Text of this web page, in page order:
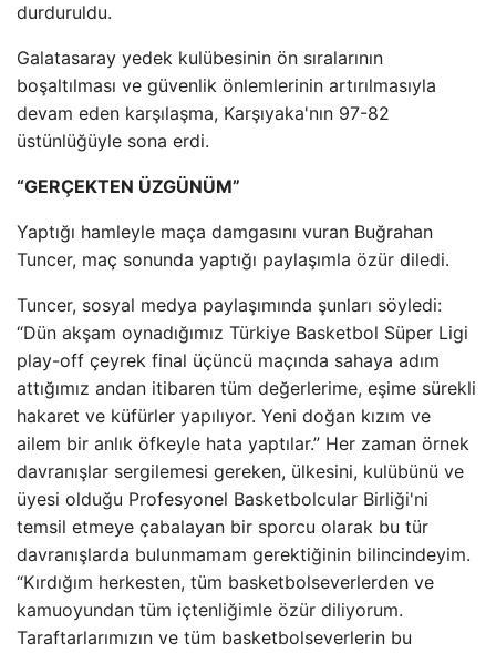
durduruldu.
Galatasaray yedek kulübesinin ön sıralarının
boşaltılması ve güvenlik önlemlerinin artırılmasıyla
devam eden karşılaşma, Karşıyaka'nın 97-82
üstünlüğüyle sona erdi.
“GERÇEKTEN ÜZGÜNÜM”
Yaptığı hamleyle maça damgasını vuran Buğrahan
Tuncer, maç sonunda yaptığı paylaşımla özür diledi.
Tuncer, sosyal medya paylaşımında şunları söyledi:
“Dün akşam oynadığımız Türkiye Basketbol Süper Ligi
play-off çeyrek final üçüncü maçında sahaya adım
attığımız andan itibaren tüm değerlerime, eşime sürekli
hakaret ve küfürler yapılıyor. Yeni doğan kızım ve
ailem bir anlık öfkeyle hata yaptılar.” Her zaman örnek
davranışlar sergilemesi gereken, ülkesini, kulübünü ve
üyesi olduğu Profesyonel Basketbolcular Birliği'ni
temsil etmeye çabalayan bir sporcu olarak bu tür
davranışlarda bulunmamam gerektiğinin bilincindeyim.
“Kırdığım herkesten, tüm basketbolseverlerden ve
kamuoyundan tüm içtenliğimle özür diliyorum.
Taraftarlarımızın ve tüm basketbolseverlerin bu